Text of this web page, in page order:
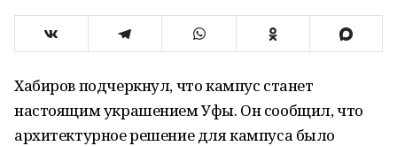
Хабиров подчеркнул, что кампус станет
настоящим украшением Уфы. Он сообщил, что
архитектурное решение для кампуса было